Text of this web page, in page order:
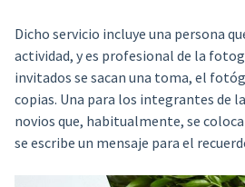
Dicho servicio incluye una persona
actividad, y es profesional de la
invitados se sacan una toma, el
copias. Una para los integrantes de
novios que, habitualmente, se
se escribe un mensaje para el